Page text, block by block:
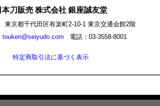
本刀販売 株式会社 銀座誠友堂
京都千代田区有楽町2-10-1 東京交通会館2階
touken@seiyudo.com 電話：03-3558-8001
特定商取引法に基づく表示